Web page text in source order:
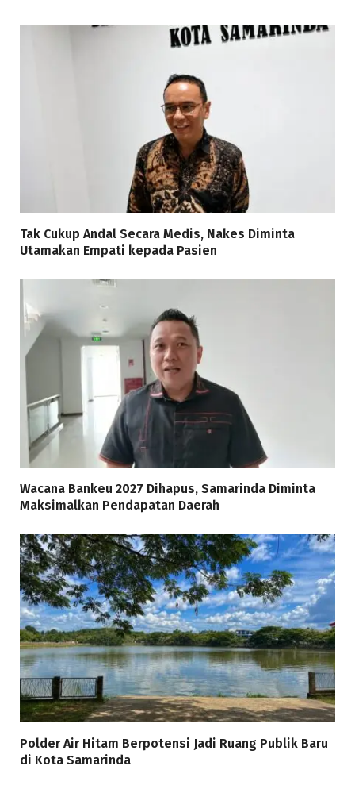
Tak Cukup Andal Secara Medis, Nakes Diminta
Utamakan Empati kepada Pasien
Wacana Bankeu 2027 Dihapus, Samarinda Diminta
Maksimalkan Pendapatan Daerah
Polder Air Hitam Berpotensi Jadi Ruang Publik Baru
di Kota Samarinda